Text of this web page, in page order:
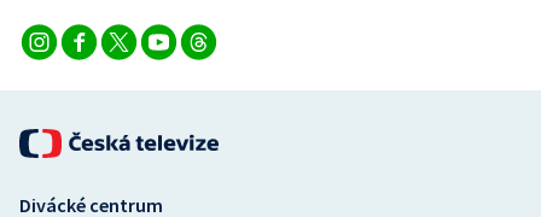
Divácké centrum